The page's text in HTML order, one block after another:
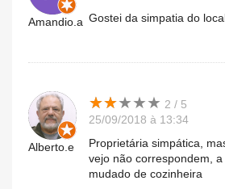
Amandio.a Gostei da simpatia do
Alberto.e
★★★★★
★★★★★ 2 / 5
25/09/2018 à 13:34
Proprietária simpática,
vejo não correspondem,
mudado de cozinheira